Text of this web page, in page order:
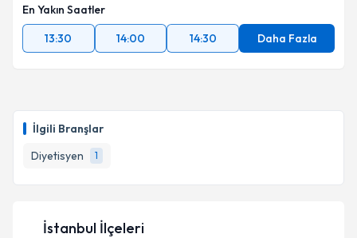
İlgili Branşlar
Diyetisyen
1
En Yakın Saatler
13:30
14:00 14:30 Daha Fazla
İstanbul İlçeleri